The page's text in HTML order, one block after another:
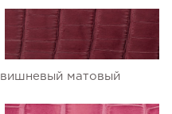
вишневый матовый